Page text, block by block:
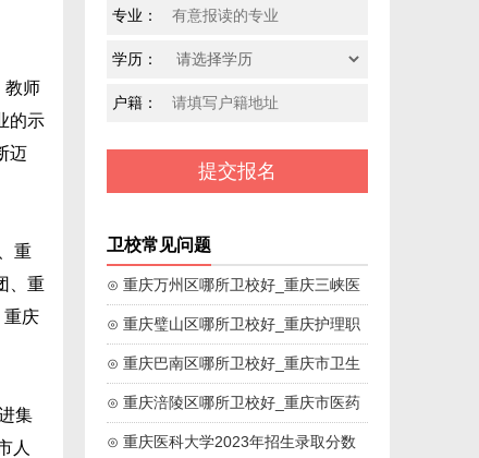
教师
的示
迈
重
、重
重庆
集
人
专业：
学历：
户籍：
卫校常见问题
⊙ 重庆万州区哪所卫校好_重庆三峡医
药高等专科院校
⊙ 重庆璧山区哪所卫校好_重庆护理职
业学院
⊙ 重庆巴南区哪所卫校好_重庆市卫生
技工学校
⊙ 重庆涪陵区哪所卫校好_重庆市医药
卫生学校
⊙ 重庆医科大学2023年招生录取分数